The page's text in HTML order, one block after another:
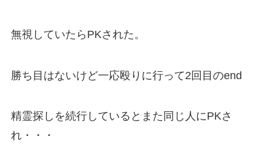
無視していたらPKされた。
勝ち目はないけど一応殴りに行って2回目のend
精霊探しを続行しているとまた同じ人にPKさ
れ・・・